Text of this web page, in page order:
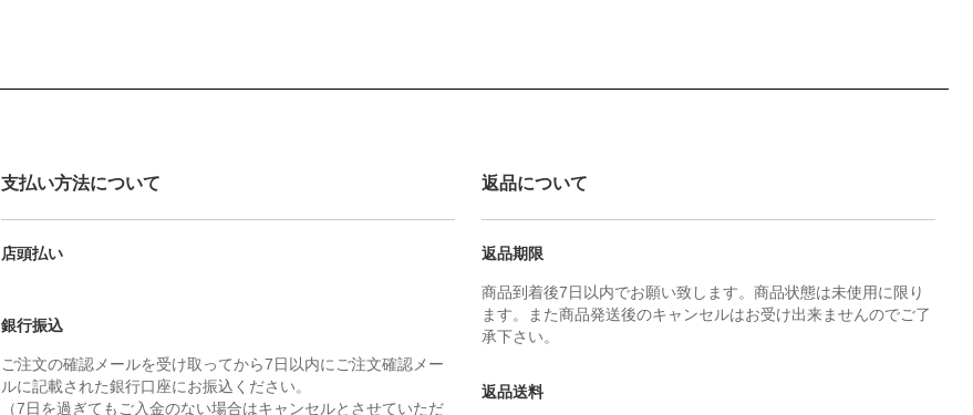
支払い方法について
店頭払い
銀行振込
ご注文の確認メールを受け取ってから7日以内にご注文確認メー
ルに記載された銀行口座にお振込ください。
（7日を過ぎてもご入金のない場合はキャンセルとさせていただ
返品について
返品期限
商品到着後7日以内でお願い致します。商品状態は未使用に限り
ます。また商品発送後のキャンセルはお受け出来ませんのでご了
承下さい。
返品送料